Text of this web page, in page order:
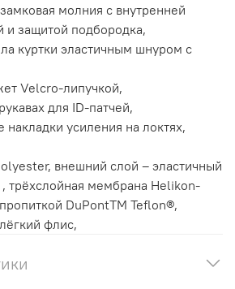
молния с внутренней
и защитой подбородка,
куртки эластичным шнуром с
Velсro-липучкой,
для ID-патчей,
усиления на локтях,
внешний слой – эластичный
трёхслойная мембрана Helikon-
DuPontTM Teflon®,
флис,